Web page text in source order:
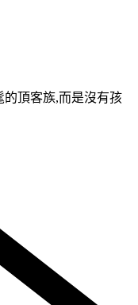
的頂客族,而是沒有孩